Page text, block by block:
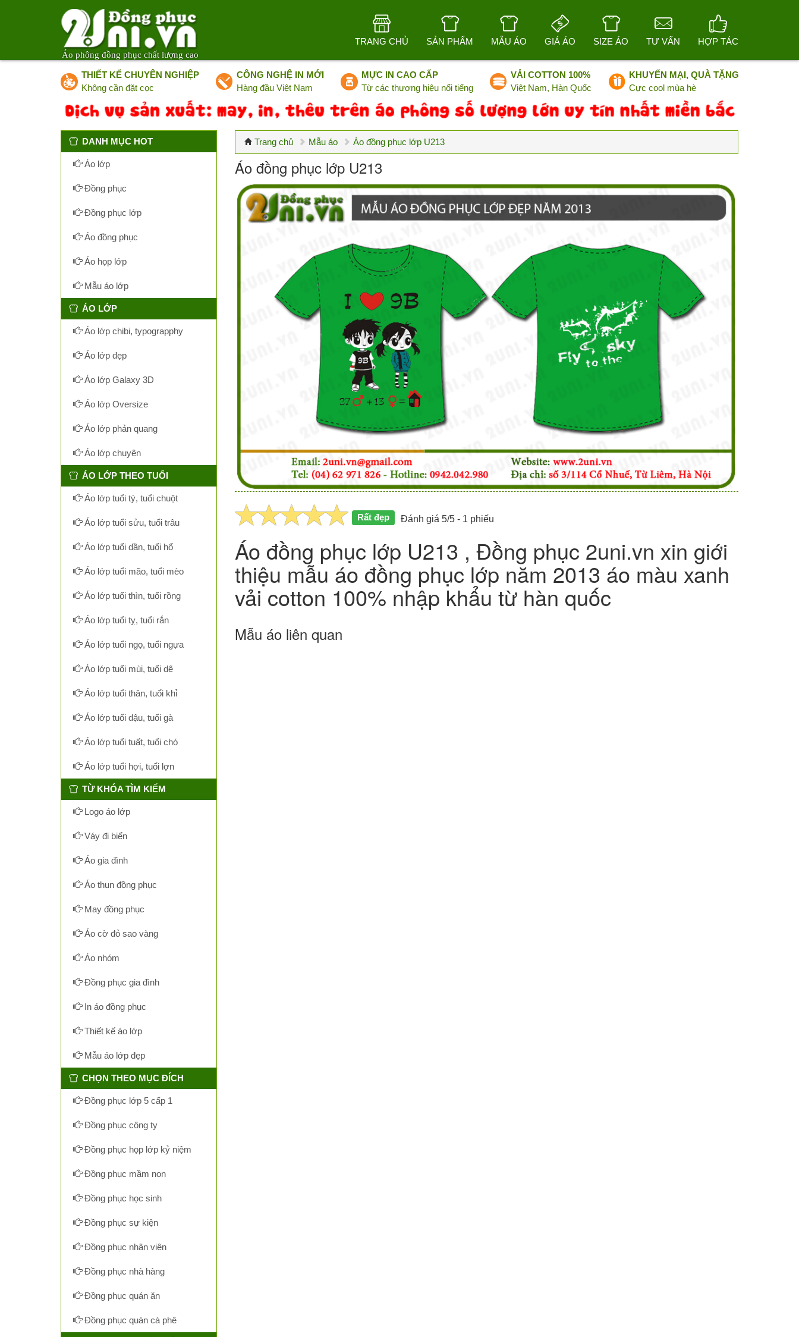
Áo phông đồng phục chất lượng cao
TRANG CHỦ SẢN PHẨM MẪU ÁO GIÁ ÁO SIZE ÁO TƯ VẤN HỢP TÁC
THIẾT KẾ CHUYÊN NGHIỆP
Không cần đặt cọc
CÔNG NGHỆ IN MỚI
Hàng đầu Việt Nam
MỰC IN CAO CẤP
Từ các thương hiệu nổi tiếng
VẢI COTTON 100%
Việt Nam, Hàn Quốc
KHUYẾN MẠI, QUÀ TẶNG
Cực cool mùa hè
Trang chủ Mẫu áo Áo đồng phục lớp U213
Áo đồng phục lớp U213
Rất đẹp Đánh giá 5/5 - 1 phiếu
Áo đồng phục lớp U213 , Đồng phục 2uni.vn xin giới
thiệu mẫu áo đồng phục lớp năm 2013 áo màu xanh
vải cotton 100% nhập khẩu từ hàn quốc
Mẫu áo liên quan
DANH MỤC HOT
Áo lớp
Đồng phục
Đồng phục lớp
Áo đồng phục
Áo họp lớp
Mẫu áo lớp
ÁO LỚP
Áo lớp chibi, typograpphy
Áo lớp đẹp
Áo lớp Galaxy 3D
Áo lớp Oversize
Áo lớp phản quang
Áo lớp chuyên
ÁO LỚP THEO TUỔI
Áo lớp tuổi tý, tuổi chuột
Áo lớp tuổi sửu, tuổi trâu
Áo lớp tuổi dần, tuổi hổ
Áo lớp tuổi mão, tuổi mèo
Áo lớp tuổi thìn, tuổi rồng
Áo lớp tuổi tỵ, tuổi rắn
Áo lớp tuổi ngọ, tuổi ngựa
Áo lớp tuổi mùi, tuổi dê
Áo lớp tuổi thân, tuổi khỉ
Áo lớp tuổi dậu, tuổi gà
Áo lớp tuổi tuất, tuổi chó
Áo lớp tuổi hợi, tuổi lợn
TỪ KHÓA TÌM KIẾM
Logo áo lớp
Váy đi biển
Áo gia đình
Áo thun đồng phục
May đồng phục
Áo cờ đỏ sao vàng
Áo nhóm
Đồng phục gia đình
In áo đồng phục
Thiết kế áo lớp
Mẫu áo lớp đẹp
CHỌN THEO MỤC ĐÍCH
Đồng phục lớp 5 cấp 1
Đồng phục công ty
Đồng phục họp lớp kỷ niệm
Đồng phục mầm non
Đồng phục học sinh
Đồng phục sự kiện
Đồng phục nhân viên
Đồng phục nhà hàng
Đồng phục quán ăn
Đồng phục quán cà phê